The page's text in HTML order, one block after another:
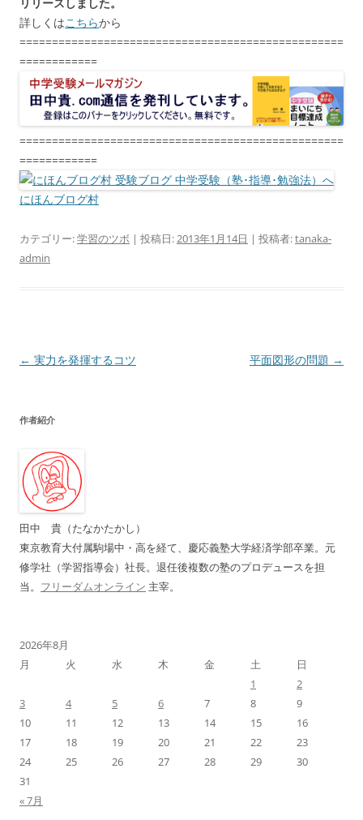
詳しくはこちらから
==================================================
============
==================================================
============
にほんブログ村
カテゴリー:学習のツボ | 投稿日:2013年1月14日 | 投稿者:tanaka-
admin
投
ビ
ー
シ
ョ
ン
← 実力を発揮するコツ 平面図形の問題 →
作者紹介
田中 貴（たなかたかし）
東京教育大付属駒場中・高を経て、慶応義塾大学経済学部卒業。元
修学社（学習指導会）社長。退任後複数の塾のプロデュースを担
当。 フリーダムオンライン 主宰。
2026年8月
月
火 水 木 金 土
日
1
2
3
4 5 6 7 8
9
10
11 12 13 14 15
16
17
18 19 20 21 22
23
24
25 26 27 28 29
30
31
« 7月